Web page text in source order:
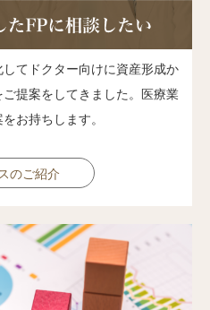
てドクター向けに資産形成か
提案をしてきました。医療業
お持ちします。
のご紹介